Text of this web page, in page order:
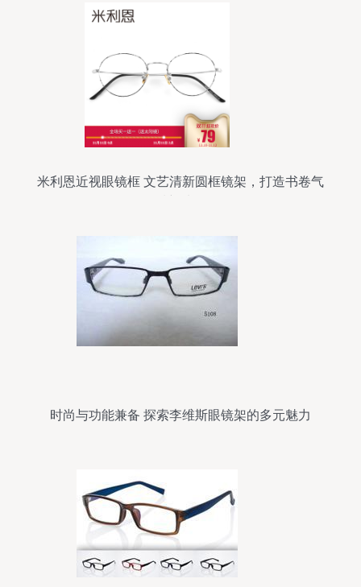
米利恩近视眼镜框 文艺清新圆框镜架，打造书卷气
时尚与功能兼备 探索李维斯眼镜架的多元魅力